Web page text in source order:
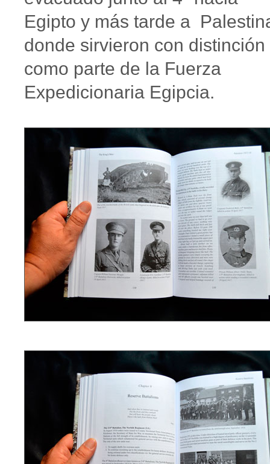
Egipto y más tarde a
donde sirvieron con distinción
como parte de la Fuerza
Expedicionaria Egipcia.